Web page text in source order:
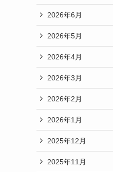
2026年6月
2026年5月
2026年4月
2026年3月
2026年2月
2026年1月
2025年12月
2025年11月